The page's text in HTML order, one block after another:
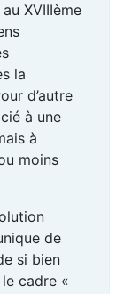
XVIIIème
la
d’autre
à une
à
moins
de
si bien
cadre «